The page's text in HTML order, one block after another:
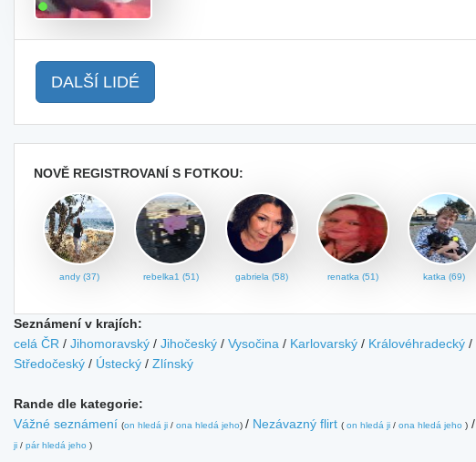
DALŠÍ LIDÉ
NOVĚ REGISTROVANÍ S FOTKOU:
andy (37) rebelka1 (51) gabriela (58) renatka (51) katka (69)
Seznámení v krajích:
celá ČR / Jihomoravský / Jihočeský / Vysočina / Karlovarský / Královéhradecký /
Středočeský / Ústecký / Zlínský
Rande dle kategorie:
Vážné seznámení (on hledá ji / ona hledá jeho) / Nezávazný flirt ( on hledá ji / ona hledá jeho ) /
ji / pár hledá jeho )